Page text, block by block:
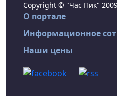
Copyright © "Час Пик"
О портале
Информационное
Наши цены